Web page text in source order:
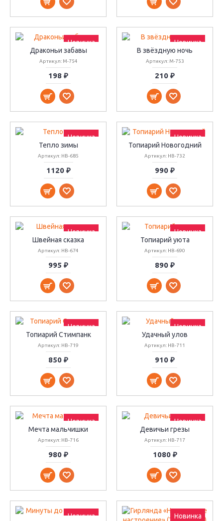
Новинка
Драконьи забавы
Артикул: М-754
198 ₽
Новинка
В звёздную ночь
Артикул: М-753
210 ₽
Новинка
Тепло зимы
Артикул: НВ-685
1120 ₽
Новинка
Топиарий Новогодний
Артикул: НВ-732
990 ₽
Новинка
Швейная сказка
Артикул: НВ-674
995 ₽
Новинка
Топиарий уюта
Артикул: НВ-690
890 ₽
Новинка
Топиарий Стимпанк
Артикул: НВ-719
850 ₽
Новинка
Удачный улов
Артикул: НВ-711
910 ₽
Новинка
Мечта мальчишки
Артикул: НВ-716
980 ₽
Новинка
Девичьи грезы
Артикул: НВ-717
1080 ₽
Новинка
Новинка